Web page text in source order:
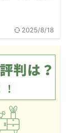
2025/8/18